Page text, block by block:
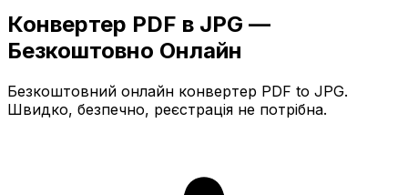
Конвертер PDF в JPG —
Безкоштовно Онлайн
Безкоштовний онлайн конвертер PDF to JPG.
Швидко, безпечно, реєстрація не потрібна.